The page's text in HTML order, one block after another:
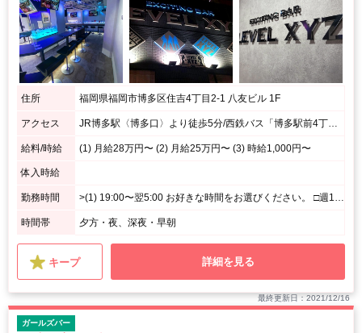
住所 福岡県福岡市博多区住吉4丁目2-1 八友ビル 1F
アクセス JR博多駅〈博多口〉より徒歩5分/西鉄バス「博多駅前4丁目」より徒歩1分
給料/時給 (1) 月給28万円〜 (2) 月給25万円〜 (3) 時給1,000円〜
体入時給
勤務時間 >(1) 19:00〜翌5:00 お好きな時間をお選びください。 □週1日、1日4時間～勤務可能 □平日のみ、週末のみ、短時間勤務OK □好きな時、空いてる時間に勤務OK (2) 19:00〜0:00(シフト制)
時間帯 夕方・夜、深夜・早朝
キープ 詳細を見る
最終更新日：2021/12/16
ガールズバー